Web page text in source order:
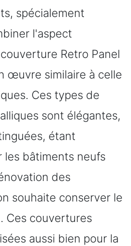
spécialement
l'aspect
Retro Panel
œuvre similaire à celle
Ces types de
sont élégantes,
étant
les bâtiments neufs
des
souhaite conserver le
Ces couvertures
aussi bien pour la